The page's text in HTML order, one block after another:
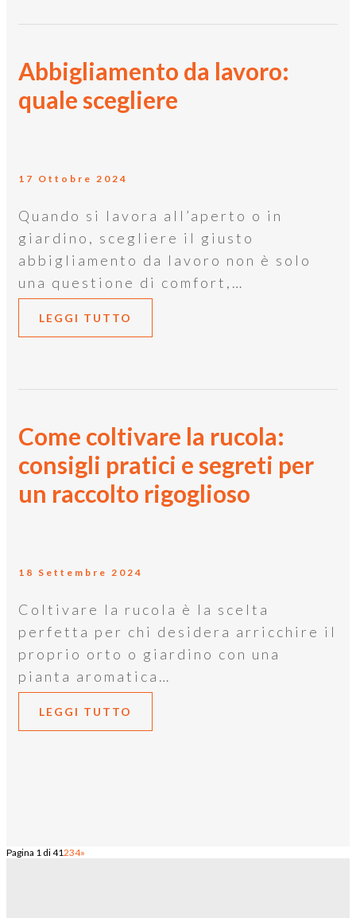
Abbigliamento da lavoro:
quale scegliere
17 Ottobre 2024
Quando si lavora all’aperto o in
giardino, scegliere il giusto
abbigliamento da lavoro non è solo
una questione di comfort,…
LEGGI TUTTO
Come coltivare la rucola:
consigli pratici e segreti per
un raccolto rigoglioso
18 Settembre 2024
Coltivare la rucola è la scelta
perfetta per chi desidera arricchire il
proprio orto o giardino con una
pianta aromatica…
LEGGI TUTTO
Pagina 1 di 41234»